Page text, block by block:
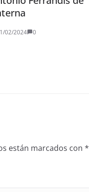
02/2024 0
están marcados con *